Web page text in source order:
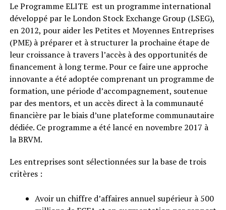
Le Programme ELITE est un programme international
développé par le London Stock Exchange Group (LSEG),
en 2012, pour aider les Petites et Moyennes Entreprises
(PME) à préparer et à structurer la prochaine étape de
leur croissance à travers l’accès à des opportunités de
financement à long terme. Pour ce faire une approche
innovante a été adoptée comprenant un programme de
formation, une période d’accompagnement, soutenue
par des mentors, et un accès direct à la communauté
financière par le biais d’une plateforme communautaire
dédiée. Ce programme a été lancé en novembre 2017 à
la BRVM.
Les entreprises sont sélectionnées sur la base de trois
critères :
Avoir un chiffre d’affaires annuel supérieur à 500